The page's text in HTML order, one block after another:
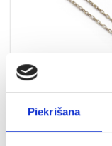
Piekrišana